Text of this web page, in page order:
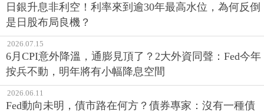
日銀升息非利空！利率來到逾30年最高水位，為何反倒
是日股布局良機？
2026.07.15
6月CPI意外降溫，通膨見頂了？2大外資同聲：Fed今年
按兵不動，明年將有小幅降息空間
2026.06.11
Fed動向未明，債市路在何方？債券專家：沒有一種債